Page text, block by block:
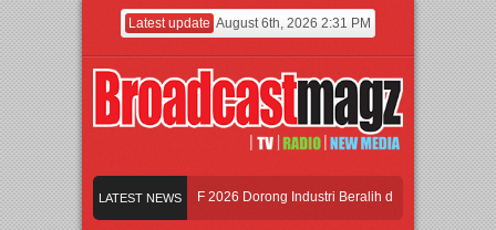
Latest update August 6th, 2026 2:31 PM
LATEST NEWS
Ungkit-Ungkit” APMF 2026 Dorong Industri Beralih dari Kampanye ke